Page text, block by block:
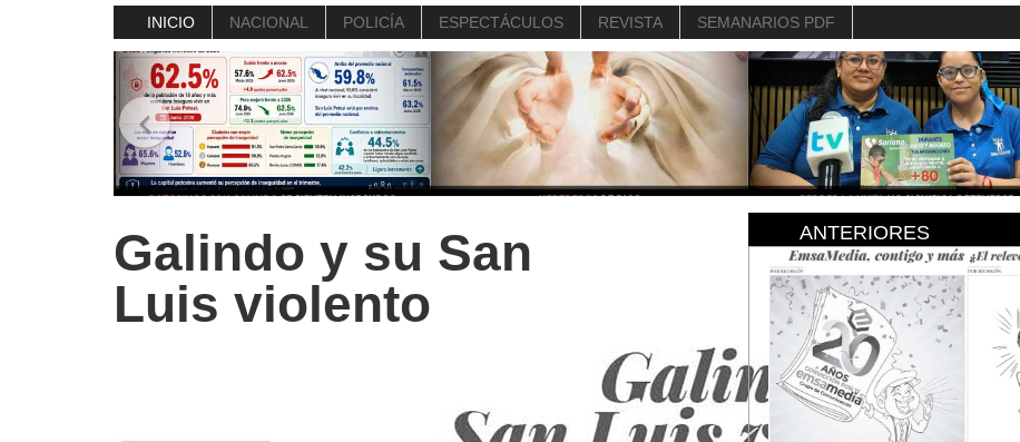
INICIO NACIONAL POLICÍA ESPECTÁCULOS REVISTA SEMANARIOS PDF
Galindo y su San
Luis violento
ANTERIORES